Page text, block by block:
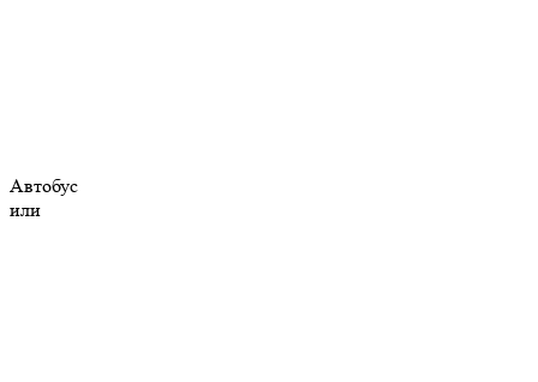
Автобус
или